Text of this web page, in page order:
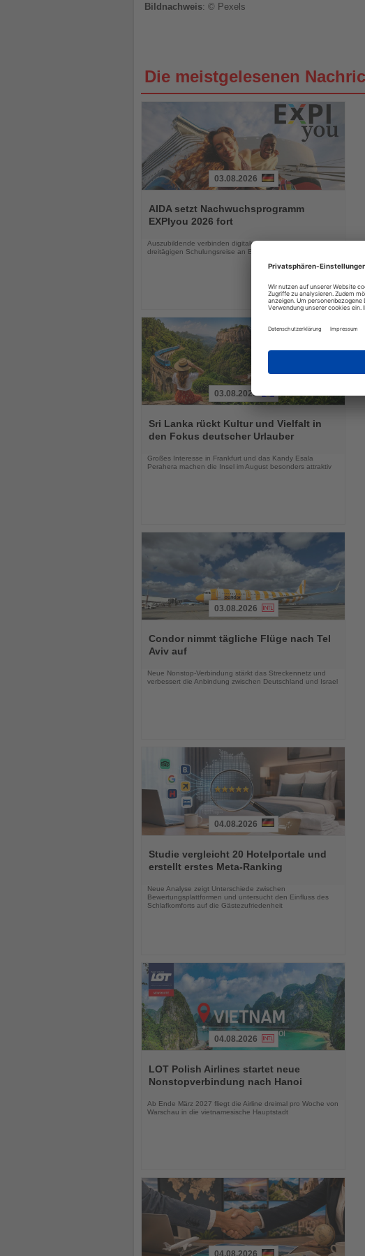
Bildnachweis: © Pexels
Die meistgelesenen
Sie
die
Nachrichten
03.08.2026
AIDA setzt Nachwuchsprogramm
EXPIyou 2026 fort
Auszubildende verbinden digitales Lernen mit einer
dreitägigen Schulungsreise an Bord von AIDAluna
Sie
die
03.08.2026
Sri Lanka rückt Kultur und Vielfalt in
den Fokus deutscher Urlauber
Großes Interesse in Frankfurt und das Kandy Esala
Perahera machen die Insel im August besonders attraktiv
Sie
die
03.08.2026
Condor nimmt tägliche Flüge nach Tel
Aviv auf
Neue Nonstop-Verbindung stärkt das Streckennetz und
verbessert die Anbindung zwischen Deutschland und Israel
Sie
die
04.08.2026
Studie vergleicht 20 Hotelportale und
erstellt erstes Meta-Ranking
Neue Analyse zeigt Unterschiede zwischen
Bewertungsplattformen und untersucht den Einfluss des
Schlafkomforts auf die Gästezufriedenheit
Sie
die
Nachrichten
04.08.2026
LOT Polish Airlines startet neue
Nonstopverbindung nach Hanoi
Ab Ende März 2027 fliegt die Airline dreimal pro Woche von
Warschau in die vietnamesische Hauptstadt